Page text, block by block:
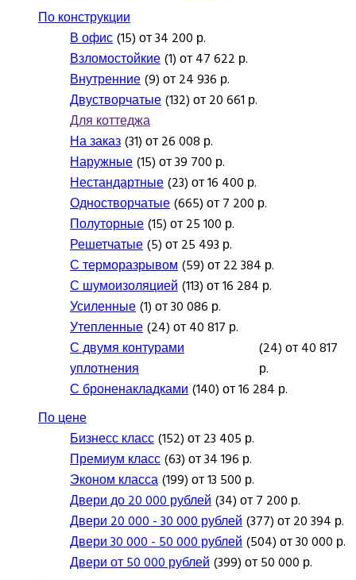
По конструкции
В офис(15) от 34 200 р.
Взломостойкие(1) от 47 622 р.
Внутренние(9) от 24 936 р.
Двустворчатые(132) от 20 661 р.
Для коттеджа
На заказ(31) от 26 008 р.
Наружные(15) от 39 700 р.
Нестандартные(23) от 16 400 р.
Одностворчатые(665) от 7 200 р.
Полуторные(15) от 25 100 р.
Решетчатые(5) от 25 493 р.
С терморазрывом(59) от 22 384 р.
С шумоизоляцией(113) от 16 284 р.
Усиленные(1) от 30 086 р.
Утепленные(24) от 40 817 р.
С двумя контурами
уплотнения
(24) от 40 817
р.
С броненакладками(140) от 16 284 р.
По цене
Бизнесс класс(152) от 23 405 р.
Премиум класс(63) от 34 196 р.
Эконом класса(199) от 13 500 р.
Двери до 20 000 рублей(34) от 7 200 р.
Двери 20 000 - 30 000 рублей(377) от 20 394 р.
Двери 30 000 - 50 000 рублей(504) от 30 000 р.
Двери от 50 000 рублей(399) от 50 000 р.